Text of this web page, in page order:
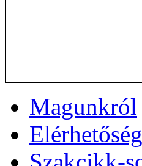
Magunkról